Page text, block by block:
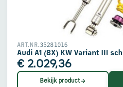
ART.NR.35281016
Audi A1 (8X) KW Variant III
€ 2.029,36
Bekijk product